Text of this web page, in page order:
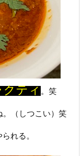
クティ。笑
。（しつこい）笑
れる。